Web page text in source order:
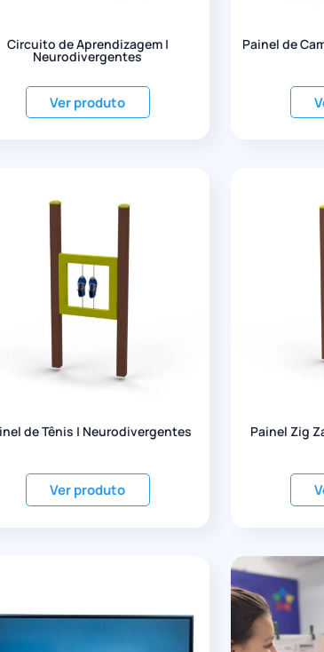
Circuito de Aprendizagem |
Neurodivergentes
Ver produto
Painel de
de Tênis | Neurodivergentes
Ver produto
Painel Zig